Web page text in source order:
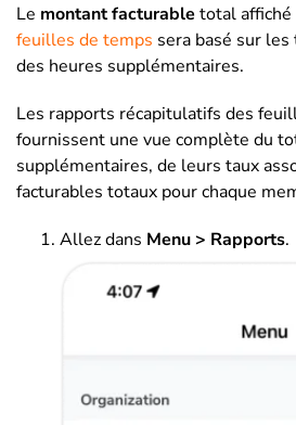
Le montant facturable total affiché
feuilles de temps sera basé sur
des heures supplémentaires.
Les rapports récapitulatifs des
fournissent une vue complète du
supplémentaires, de leurs taux
facturables totaux pour chaque
Allez dans Menu > Rapports.